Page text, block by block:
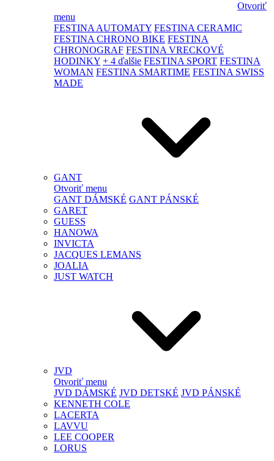
Otvoriť
menu
FESTINA AUTOMATY FESTINA CERAMIC
FESTINA CHRONO BIKE FESTINA
CHRONOGRAF FESTINA VRECKOVÉ
HODINKY + 4 ďalšie FESTINA SPORT FESTINA
WOMAN FESTINA SMARTIME FESTINA SWISS
MADE
GANT
Otvoriť menu
GANT DÁMSKÉ GANT PÁNSKÉ
GARET
GUESS
HANOWA
INVICTA
JACQUES LEMANS
JOALIA
JUST WATCH
JVD
Otvoriť menu
JVD DÁMSKÉ JVD DETSKÉ JVD PÁNSKÉ
KENNETH COLE
LACERTA
LAVVU
LEE COOPER
LORUS